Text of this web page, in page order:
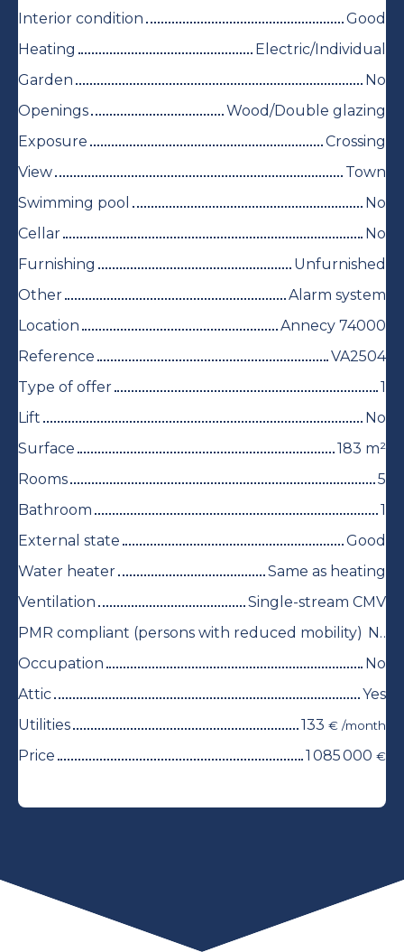
Interior condition
Good
Heating
Electric/Individual
Garden
No
Openings
Wood/Double glazing
Exposure
Crossing
View
Town
Swimming pool
No
Cellar
No
Furnishing
Unfurnished
Other
Alarm system
Location
Annecy 74000
Reference
VA2504
Type of offer
1
Lift
No
Surface
183 m²
Rooms
5
Bathroom
1
External state
Good
Water heater
Same as heating
Ventilation
Single-stream CMV
PMR compliant (persons with reduced mobility)
No
Occupation
No
Attic
Yes
Utilities
133 € /month
Price 1 085 000 €